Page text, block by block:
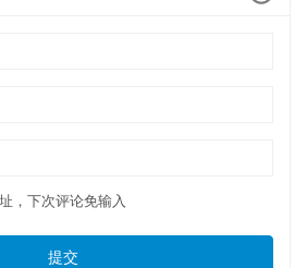
，下次评论免输入
提交